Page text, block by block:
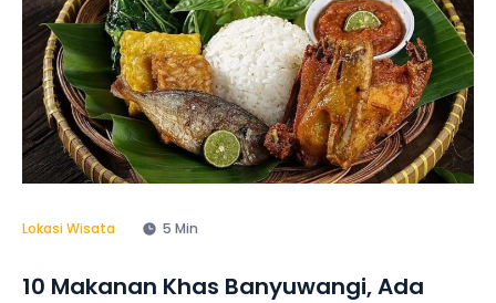
Lokasi Wisata 5 Min
10 Makanan Khas Banyuwangi, Ada